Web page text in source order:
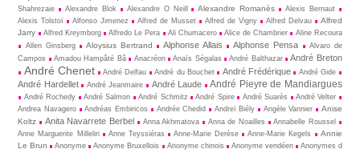
Shahrezaie
Alexandre Blok Alexandre O Neill Alexandre Romanès
Alexis Bernaut
Alexis Tolstoï
Alfonso Jimenez Alfred de Musset Alfred de Vigny Alfred Delvau
Alfred
Jarry
Alfred Kreymborg Alfredo Le Pera Ali Chumacero Alice de Chambrier
Aline Recoura
Allen Ginsberg
Aloysius Bertrand Alphonse Allais Alphonse Pensa
Alvaro de
Campos
Amadou Hampâté Bâ Anacréon Anaïs Ségalas André Balthazar André Breton
André Chenet André Delfau André du Bouchet André Frédérique André Gide
André Hardellet André Jeanmaire André Laude André Pieyre de Mandiargues
André Rochedy André Salmon André Schmitz André Spire André Suarès
André Velter
Andrea Navagero
Andréas Embiricos Andrée Chedid Andreï Biély Angèle Vannier
Anise
Koltz
Anita Navarrete Berbel Anna Akhmatova Anna de Noailles
Annabelle Roussel
Anne Marguerite Milleliri
Anne Teyssiéras Anne-Marie Derèse Anne-Marie Kegels
Annie
Le Brun
Anonyme Anonyme Bruxellois Anonyme chinois Anonyme vendéen
Anonymes d